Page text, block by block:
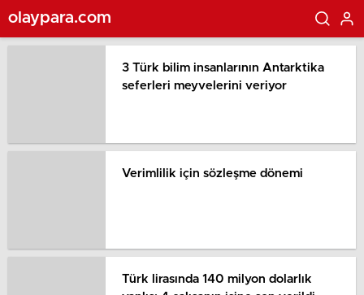
olaypara.com
3 Türk bilim insanlarının Antarktika
seferleri meyvelerini veriyor
Verimlilik için sözleşme dönemi
Türk lirasında 140 milyon dolarlık